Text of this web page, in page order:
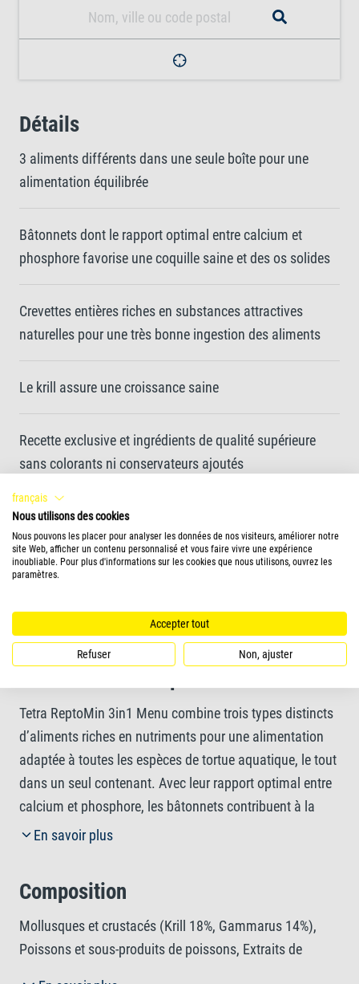
Détails
3 aliments différents dans une seule boîte pour une
alimentation équilibrée
Bâtonnets dont le rapport optimal entre calcium et
phosphore favorise une coquille saine et des os solides
Crevettes entières riches en substances attractives
naturelles pour une très bonne ingestion des aliments
Le krill assure une croissance saine
Recette exclusive et ingrédients de qualité supérieure
sans colorants ni conservateurs ajoutés
Utiliser Tetra ReptoSafe à chaque changement d'eau
Tetra ReptoMin 3in1 Menu combine trois types distincts
d’aliments riches en nutriments pour une alimentation
adaptée à toutes les espèces de tortue aquatique, le tout
dans un seul contenant. Avec leur rapport optimal entre
calcium et phosphore, les bâtonnets contribuent à la
santé des carapaces et la solidité des os, tandis que les
excellente assimilation. Quant au petit krill, il favorise
une croissance saine. Cette recette exclusive, qui
contient des ingrédients naturels de grande qualité, sans
En savoir plus
Composition
Mollusques et crustacés (Krill 18%, Gammarus 14%),
Poissons et sous-produits de poissons, Extraits de
français
Nous utilisons des cookies
Nous pouvons les placer pour analyser les données de nos visiteurs, améliorer notre
site Web, afficher un contenu personnalisé et vous faire vivre une expérience
inoubliable. Pour plus d'informations sur les cookies que nous utilisons, ouvrez les
paramètres.
Accepter tout
Refuser Non, ajuster